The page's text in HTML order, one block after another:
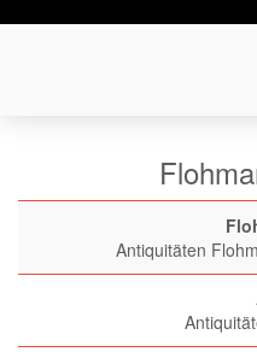
Antiquitäten